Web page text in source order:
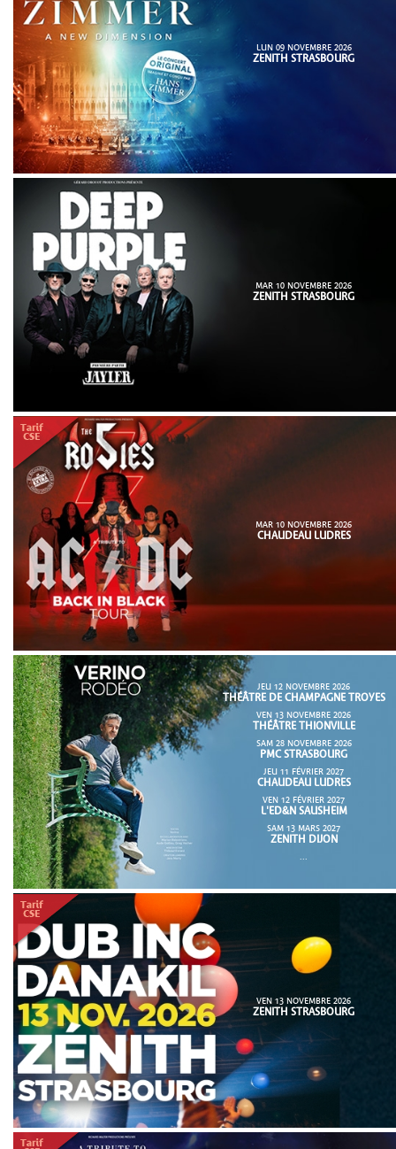
LUN 09 NOVEMBRE 2026
ZENITH STRASBOURG
MAR 10 NOVEMBRE 2026
ZENITH STRASBOURG
MAR 10 NOVEMBRE 2026
CHAUDEAU LUDRES
JEU 12 NOVEMBRE 2026
THÉÂTRE DE CHAMPAGNE TROYES
VEN 13 NOVEMBRE 2026
THÉÂTRE THIONVILLE
SAM 28 NOVEMBRE 2026
PMC STRASBOURG
JEU 11 FÉVRIER 2027
CHAUDEAU LUDRES
VEN 12 FÉVRIER 2027
L'ED&N SAUSHEIM
SAM 13 MARS 2027
ZENITH DIJON
...
VEN 13 NOVEMBRE 2026
ZENITH STRASBOURG